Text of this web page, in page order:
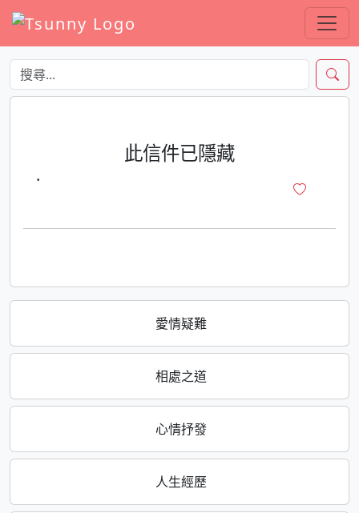
愛情疑難
相處之道
心情抒發
人生經歷
此信件已隱藏
·